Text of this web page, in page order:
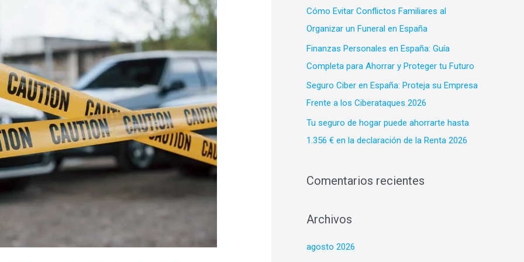
p
o
r
:
Cómo Evitar Conflictos Familiares al
Organizar un Funeral en España
Finanzas Personales en España: Guía
Completa para Ahorrar y Proteger tu Futuro
Seguro Ciber en España: Proteja su Empresa
Frente a los Ciberataques 2026
Tu seguro de hogar puede ahorrarte hasta
1.356 € en la declaración de la Renta 2026
Comentarios recientes
Archivos
agosto 2026